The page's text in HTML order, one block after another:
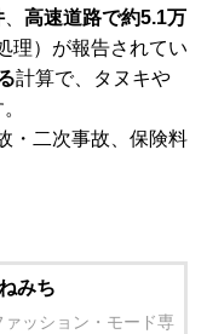
、 高速道路で約5.1万
理）が報告されてい
計算で、タヌキや
・二次事故、保険料
みち
ッション・モード専